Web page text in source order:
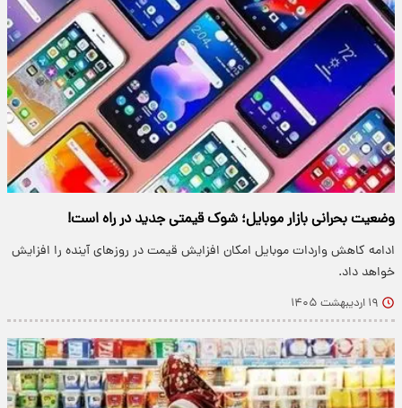
وضعیت بحرانی بازار موبایل؛ شوک قیمتی جدید در راه است!
ادامه کاهش واردات موبایل امکان افزایش قیمت در روزهای آینده را افزایش
خواهد داد.
۱۹ اردیبهشت ۱۴۰۵